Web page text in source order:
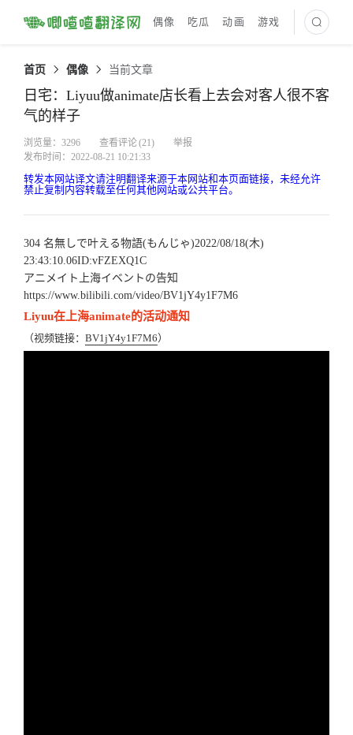
偶像 吃瓜 动画 游戏 最新译文
首页 偶像 当前文章
日宅：Liyuu做animate店长看上去会对客人很不客
气的样子
浏览量：3296 查看评论(21)
举报
发布时间：2022-08-21 10:21:33
转发本网站译文请注明翻译来源于本网站和本页面链接，未经允许
禁止复制内容转载至任何其他网站或公共平台。
304 名無しで叶える物語(もんじゃ)2022/08/18(木)
23:43:10.06ID:vFZEXQ1C
アニメイト上海イベントの告知
https://www.bilibili.com/video/BV1jY4y1F7M6
Liyuu在上海animate的活动通知
（视频链接： BV1jY4y1F7M6）